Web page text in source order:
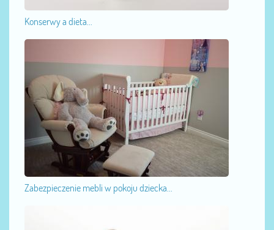
Konserwy a dieta...
Zabezpieczenie mebli w pokoju dziecka...